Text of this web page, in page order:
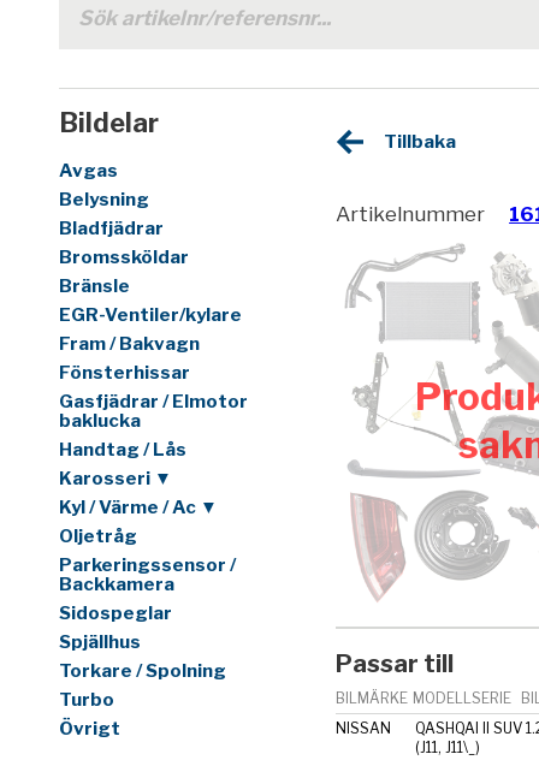
Bildelar
Avgas
Belysning
Bladfjädrar
Bromssköldar
Bränsle
EGR-Ventiler/kylare
Fram / Bakvagn
Fönsterhissar
Gasfjädrar / Elmotor
baklucka
Handtag / Lås
Karosseri ▼
Kyl / Värme / Ac ▼
Oljetråg
Parkeringssensor /
Backkamera
Sidospeglar
Spjällhus
Torkare / Spolning
Turbo
Övrigt
Tillbaka
Artikelnummer
Passar till
BILMÄRKE MODELLSERIE
NISSAN
QASHQAI II SUV
(J11, J11\_)